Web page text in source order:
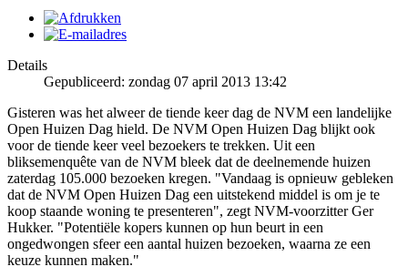
Details
Gepubliceerd: zondag 07 april 2013 13:42
Gisteren was het alweer de tiende keer dag de NVM een landelijke
Open Huizen Dag hield. De NVM Open Huizen Dag blijkt ook
voor de tiende keer veel bezoekers te trekken. Uit een
bliksemenquête van de NVM bleek dat de deelnemende huizen
zaterdag 105.000 bezoeken kregen. "Vandaag is opnieuw gebleken
dat de NVM Open Huizen Dag een uitstekend middel is om je te
koop staande woning te presenteren", zegt NVM-voorzitter Ger
Hukker. "Potentiële kopers kunnen op hun beurt in een
ongedwongen sfeer een aantal huizen bezoeken, waarna ze een
keuze kunnen maken."